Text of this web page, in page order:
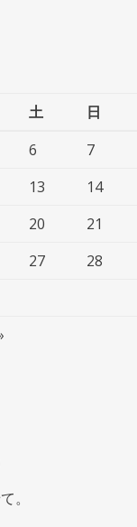
土 日
6
7
13
14
20
21
27
28
。